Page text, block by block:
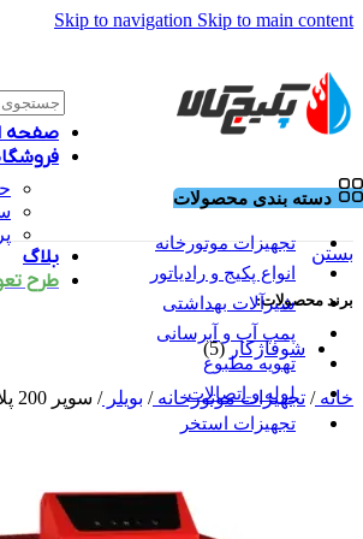
Skip to navigation Skip to main content
دسته بندی محصولات
تجهیزات موتورخانه
انواع پکیج و رادیاتور
شیرآلات بهداشتی
پمپ آب و آبرسانی
تهویه مطبوع
لوله و اتصالات
تجهیزات استخر
صفحه
بلاگ
طرح
بستن
برند محصولات:
شوفاژکار (5)
خانه/ تجهیزات موتورخانه/ بویلر/ سوپر 200 پلاس